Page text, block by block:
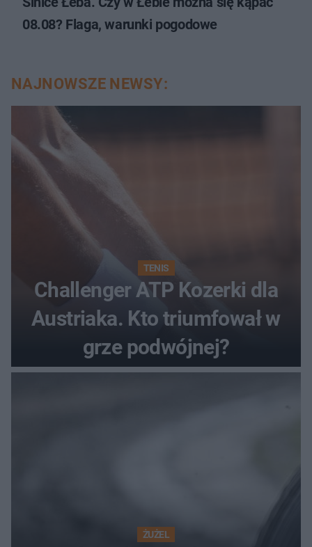
08.08? Flaga, warunki pogodowe
NAJNOWSZE NEWSY:
TENIS
Challenger ATP Kozerki dla
Austriaka. Kto triumfował w
grze podwójnej?
ŻUŻEL